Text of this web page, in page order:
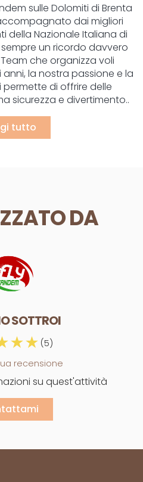
sulle Dolomiti di Brenta
dai migliori
della Nazionale Italiana di
un ricordo davvero
che organizza voli
la nostra passione e la
di offrire delle
sicurezza e divertimento..
tutto
DA
SOTTROI
(5)
recensione
su quest'attività